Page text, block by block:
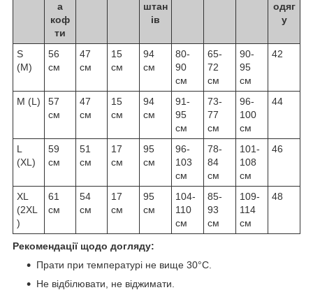
а
коф
ти
штан
ів
одяг
у
S
(M)
56
см
47
см
15
см
94
см
80-
90
см
65-
72
см
90-
95
см
42
M (L)
57
см
47
см
15
см
94
см
91-
95
см
73-
77
см
96-
100
см
44
L
(XL)
59
см
51
см
17
см
95
см
96-
103
см
78-
84
см
101-
108
см
46
XL
(2XL
)
61
см
54
см
17
см
95
см
104-
110
см
85-
93
см
109-
114
см
48
Рекомендації щодо догляду:
Прати при температурі не вище 30°C.
Не відбілювати, не віджимати.